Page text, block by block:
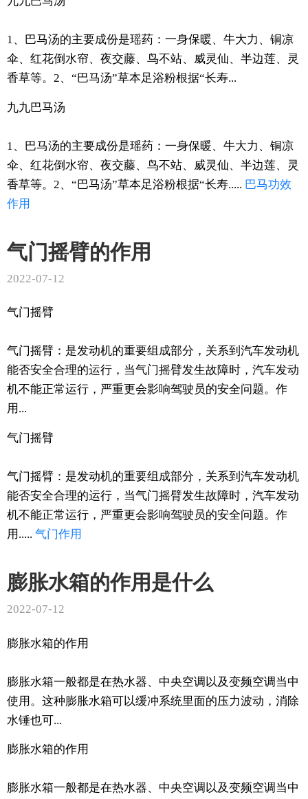
1、巴马汤的主要成份是瑶药：一身保暖、牛大力、铜凉
伞、红花倒水帘、夜交藤、鸟不站、威灵仙、半边莲、灵
香草等。2、“巴马汤”草本足浴粉根据“长寿...
九九巴马汤
1、巴马汤的主要成份是瑶药：一身保暖、牛大力、铜凉
伞、红花倒水帘、夜交藤、鸟不站、威灵仙、半边莲、灵
香草等。2、“巴马汤”草本足浴粉根据“长寿..... 巴马功效
作用
气门摇臂的作用
2022-07-12
气门摇臂
气门摇臂：是发动机的重要组成部分，关系到汽车发动机
能否安全合理的运行，当气门摇臂发生故障时，汽车发动
机不能正常运行，严重更会影响驾驶员的安全问题。作
用...
气门摇臂
气门摇臂：是发动机的重要组成部分，关系到汽车发动机
能否安全合理的运行，当气门摇臂发生故障时，汽车发动
机不能正常运行，严重更会影响驾驶员的安全问题。作
用..... 气门作用
膨胀水箱的作用是什么
2022-07-12
膨胀水箱的作用
膨胀水箱一般都是在热水器、中央空调以及变频空调当中
使用。这种膨胀水箱可以缓冲系统里面的压力波动，消除
水锤也可...
膨胀水箱的作用
膨胀水箱一般都是在热水器、中央空调以及变频空调当中